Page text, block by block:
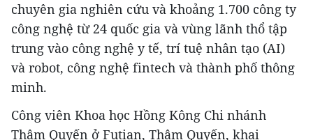
chuyên gia nghiên cứu và khoảng 1.700 công ty
công nghệ từ 24 quốc gia và vùng lãnh thổ tập
trung vào công nghệ y tế, trí tuệ nhân tạo (AI)
và robot, công nghệ fintech và thành phố thông
minh.
Công viên Khoa học Hồng Kông Chi nhánh
Thâm Quyến ở Futian, Thâm Quyến, khai